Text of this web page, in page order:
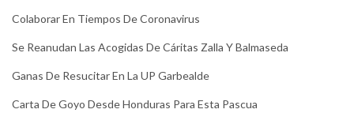
Colaborar En Tiempos De Coronavirus
Se Reanudan Las Acogidas De Cáritas Zalla Y Balmaseda
Ganas De Resucitar En La UP Garbealde
Carta De Goyo Desde Honduras Para Esta Pascua